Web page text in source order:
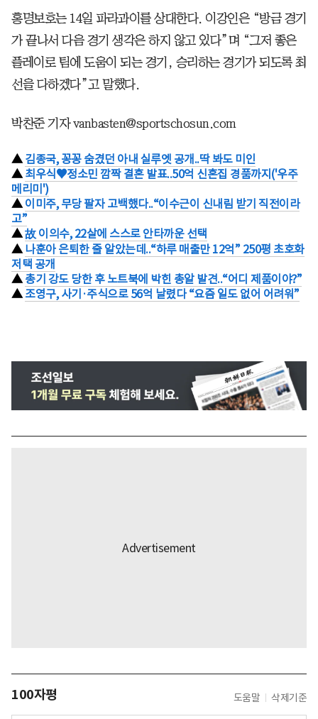
홍명보호는 14일 파라과이를 상대한다. 이강인은 “방금 경기
가 끝나서 다음 경기 생각은 하지 않고 있다”며 “그저 좋은
플레이로 팀에 도움이 되는 경기, 승리하는 경기가 되도록 최
선을 다하겠다”고 말했다.
박찬준 기자 vanbasten@sportschosun.com
▲ 김종국, 꽁꽁 숨겼던 아내 실루엣 공개..딱 봐도 미인
▲ 최우식♥정소민 깜짝 결혼 발표..50억 신혼집 경품까지('우주
메리미')
▲ 이미주, 무당 팔자 고백했다..“이수근이 신내림 받기 직전이라
고”
▲故 이의수, 22살에 스스로 안타까운 선택
▲ 나훈아 은퇴한 줄 알았는데..“하루 매출만 12억” 250평 초호화
저택 공개
▲ 총기 강도 당한 후 노트북에 박힌 총알 발견..“어디 제품이야?”
▲ 조영구, 사기·주식으로 56억 날렸다 “요즘 일도 없어 어려워”
100자평 도움말 삭제기준